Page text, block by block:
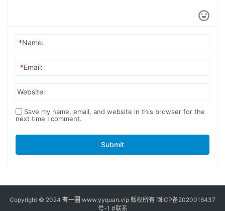
*Name:
*Email:
Website:
Save my name, email, and website in this browser for the
next time I comment.
Submit
Copyright © 2024 有一圈 www.yyquan.vip 版权所有 闽ICP备2020016437
号-1 #联系